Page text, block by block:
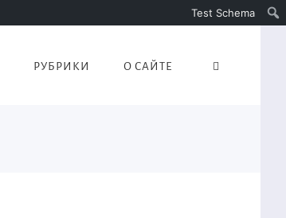
РУБРИКИ О САЙТЕ
Test Schema